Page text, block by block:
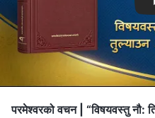
परमेश्‍वरको वचन | “विषयवस्तु